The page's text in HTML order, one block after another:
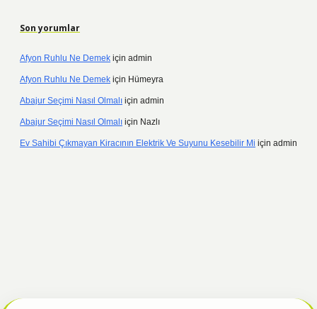
Son yorumlar
Afyon Ruhlu Ne Demek için admin
Afyon Ruhlu Ne Demek için Hümeyra
Abajur Seçimi Nasıl Olmalı için admin
Abajur Seçimi Nasıl Olmalı için Nazlı
Ev Sahibi Çıkmayan Kiracının Elektrik Ve Suyunu Kesebilir Mi için admin
tulipbet giriş